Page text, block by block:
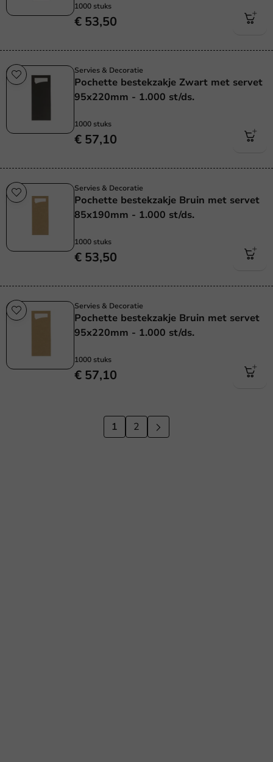
1000 stuks
€ 53,50
Servies & Decoratie
Pochette bestekzakje Zwart met servet
95x220mm - 1.000 st/ds.
1000 stuks
€ 57,10
Servies & Decoratie
Pochette bestekzakje Bruin met servet
85x190mm - 1.000 st/ds.
1000 stuks
€ 53,50
Servies & Decoratie
Pochette bestekzakje Bruin met servet
95x220mm - 1.000 st/ds.
1000 stuks
€ 57,10
1 2